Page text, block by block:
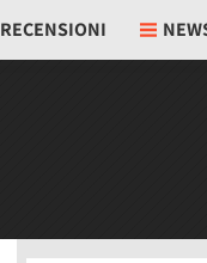
RECENSIONI